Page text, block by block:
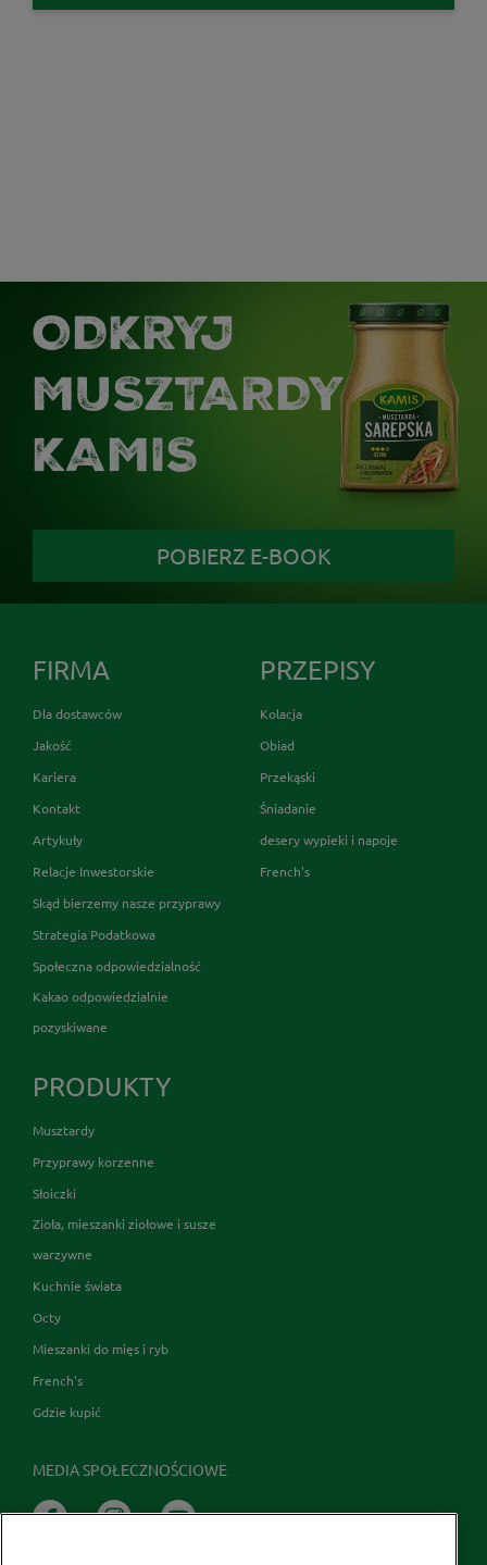
ODKRYJ
MUSZTARDY
KAMIS
POBIERZ E-BOOK
FIRMA
Dla dostawców
Jakość
Kariera
Kontakt
Artykuły
Relacje Inwestorskie
Skąd bierzemy nasze przyprawy
Strategia Podatkowa
Społeczna odpowiedzialność
Kakao odpowiedzialnie
pozyskiwane
PRZEPISY
Kolacja
Obiad
Przekąski
Śniadanie
desery wypieki i napoje
French's
PRODUKTY
Musztardy
Przyprawy korzenne
Słoiczki
Zioła, mieszanki ziołowe i susze
warzywne
Kuchnie świata
Octy
Mieszanki do mięs i ryb
French's
Gdzie kupić
MEDIA SPOŁECZNOŚCIOWE